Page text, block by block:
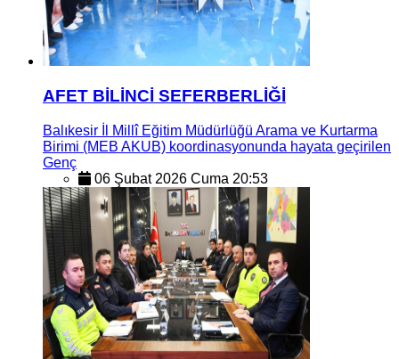
AFET BİLİNCİ SEFERBERLİĞİ
Balıkesir İl Millî Eğitim Müdürlüğü Arama ve Kurtarma
Birimi (MEB AKUB) koordinasyonunda hayata geçirilen
Genç
06 Şubat 2026 Cuma 20:53